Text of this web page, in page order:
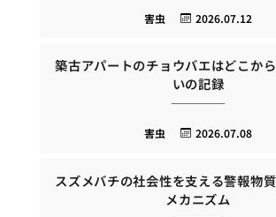
2026.07.12
害虫
築古アパートのチョウバエはどこか
いの記録
2026.07.08
害虫
スズメバチの社会性を支える警報物
メカニズム